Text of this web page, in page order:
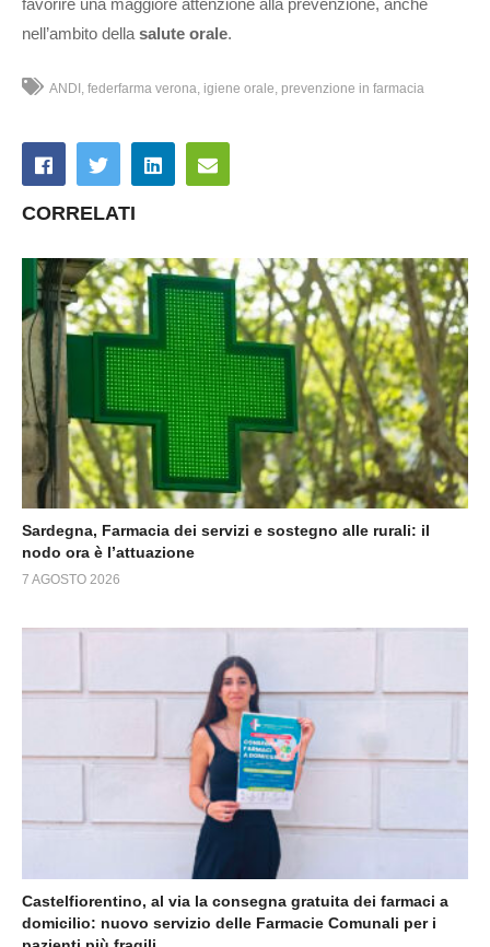
nell’ambito della salute orale.
ANDI federfarma verona igiene orale prevenzione in farmacia
CORRELATI
Sardegna, Farmacia dei servizi e sostegno alle rurali: il
nodo ora è l’attuazione
7 AGOSTO 2026
Castelfiorentino, al via la consegna gratuita dei farmaci a
domicilio: nuovo servizio delle Farmacie Comunali per i